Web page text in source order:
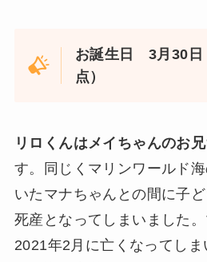
お誕生日 3月30日
点）
リロくんはメイちゃんのお
す。同じくマリンワールド
いたマナちゃんとの間に子ど
死産となってしまいました
2021年2月に亡くなってし